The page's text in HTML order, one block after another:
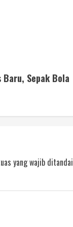
Sepak Bola
yang wajib ditandai